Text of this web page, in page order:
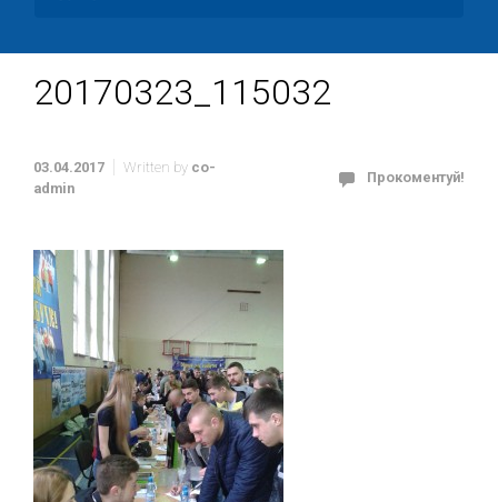
20170323_115032
03.04.2017 Written by co-
admin
Прокоментуй!